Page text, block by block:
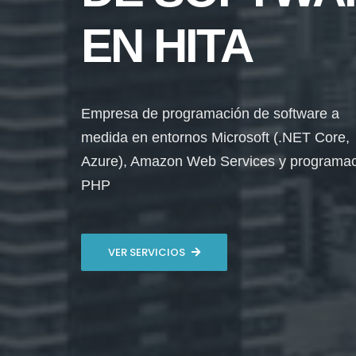
EN HITA
Empresa de programación de software a
medida en entornos Microsoft (.NET Core,
Azure), Amazon Web Services y
PHP
VER SERVICIOS